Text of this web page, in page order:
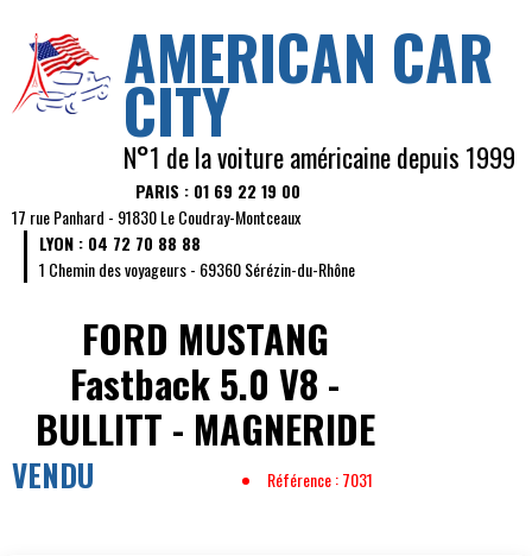
AMERICAN CAR
CITY
N°1 de la voiture américaine depuis 1999
PARIS : 01 69 22 19 00
17 rue Panhard - 91830 Le Coudray-Montceaux
LYON : 04 72 70 88 88
1 Chemin des voyageurs - 69360 Sérézin-du-Rhône
FORD MUSTANG
Fastback 5.0 V8 -
BULLITT - MAGNERIDE
VENDU Référence : 7031